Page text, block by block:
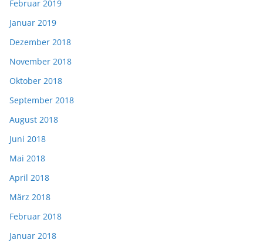
Februar 2019
Januar 2019
Dezember 2018
November 2018
Oktober 2018
September 2018
August 2018
Juni 2018
Mai 2018
April 2018
März 2018
Februar 2018
Januar 2018